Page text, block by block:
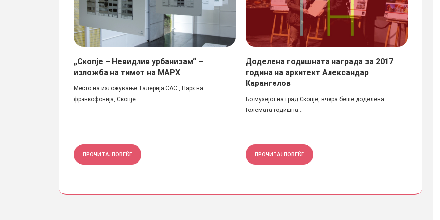
„Скопје – Невидлив урбанизам“ –
изложба на тимот на МАРХ
Место на изложување: Галерија САС , Парк на
франкофонија, Скопје...
ПРОЧИТАЈ ПОВЕЌЕ
Доделена годишната награда за 2017
година на архитект Александар
Карангелов
Во музејот на град Скопје, вчера беше доделена
Големата годишна...
ПРОЧИТАЈ ПОВЕЌЕ
во